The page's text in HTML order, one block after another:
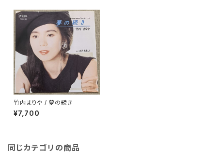
竹内まりや / 夢の続き
¥7,700
同じカテゴリの商品